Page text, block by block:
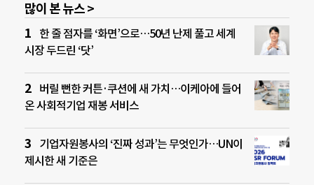
많이 본 뉴스 >
한 줄 점자를 ‘화면’으로…50년 난제 풀고 세계
시장 두드린 ‘닷’
버릴 뻔한 커튼·쿠션에 새 가치…이케아에 들어
온 사회적기업 재봉 서비스
기업자원봉사의 ‘진짜 성과’는 무엇인가…UN이
제시한 새 기준은